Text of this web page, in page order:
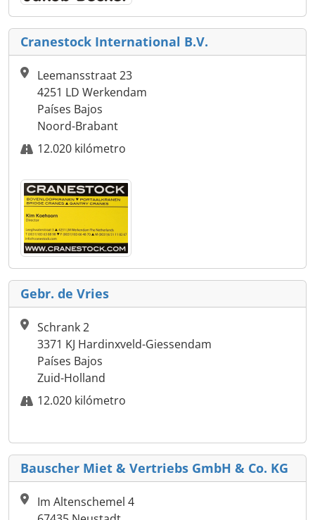
Cranestock International B.V.
Leemansstraat 23
4251 LD Werkendam
Países Bajos
Noord-Brabant
12.020 kilómetro
Gebr. de Vries
Schrank 2
3371 KJ Hardinxveld-Giessendam
Países Bajos
Zuid-Holland
12.020 kilómetro
Bauscher Miet & Vertriebs GmbH & Co. KG
Im Altenschemel 4